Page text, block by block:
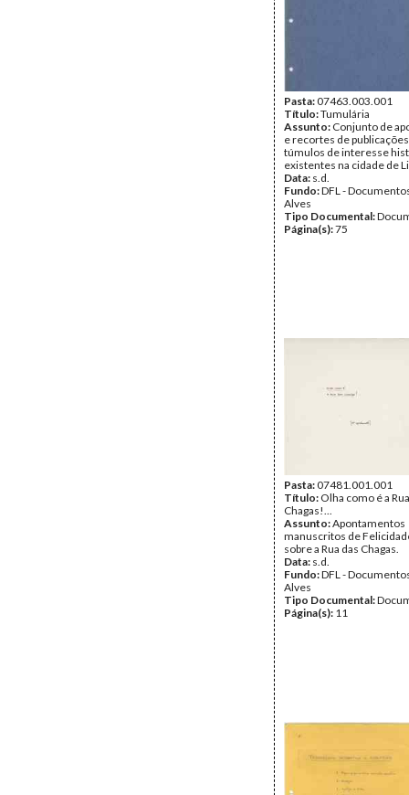
Pasta:07463.003.001
Título:Tumulária
Assunto: Conjunto de
e recortes de
túmulos de interesse
existentes na cidade de
Data: s.d.
Fundo:DFL -
Alves
Tipo Documental:
Página(s):75
Pasta:07481.001.001
Título: Olha como é a
Chagas!...
Assunto:Apontamentos
manuscritos de
sobre a Rua das Chagas.
Data: s.d.
Fundo:DFL -
Alves
Tipo Documental:
Página(s): 11